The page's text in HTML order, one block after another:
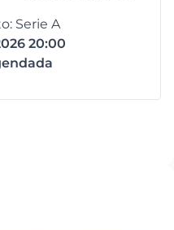
Serie A
20:00